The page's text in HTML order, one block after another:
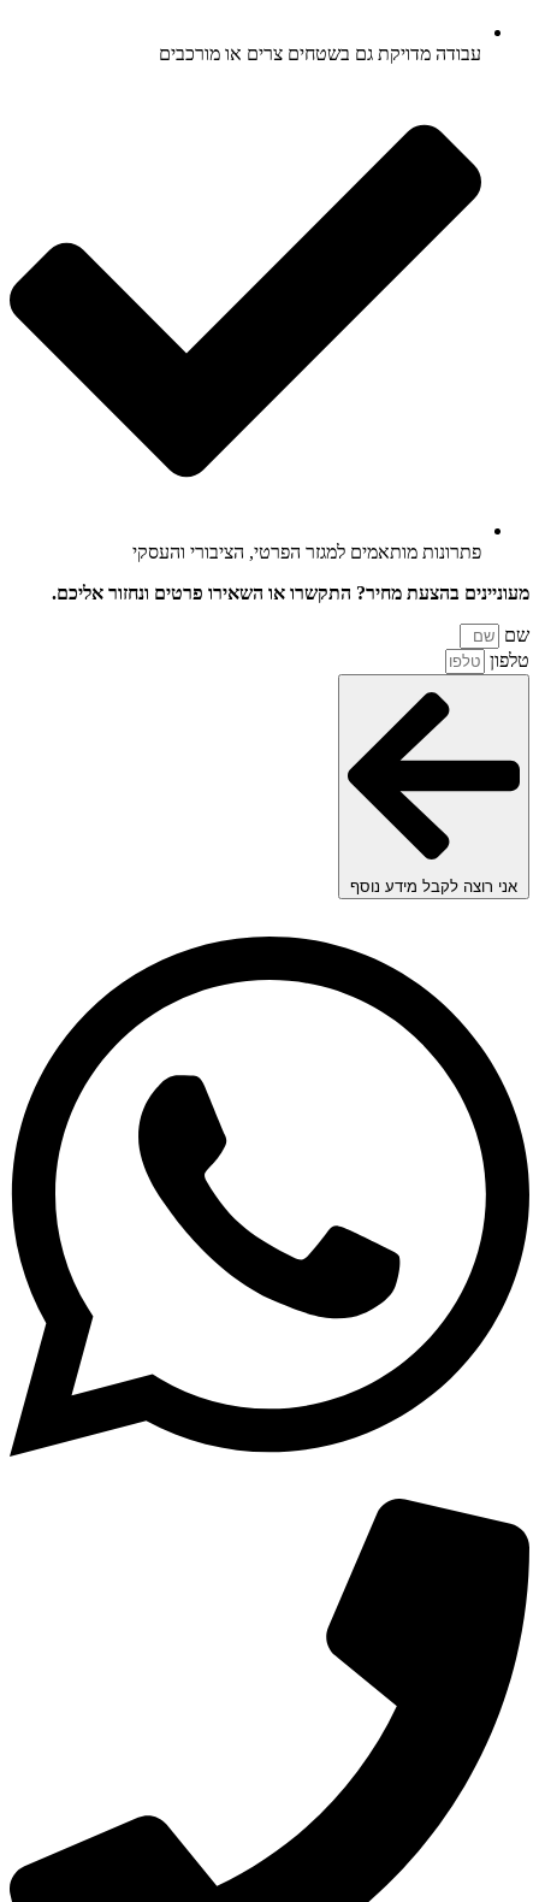
עבודה מדויקת גם בשטחים צרים או מורכבים
פתרונות מותאמים למגזר הפרטי, הציבורי והעסקי
מעוניינים בהצעת מחיר? התקשרו או השאירו פרטים ונחזור אליכם.
שם
טלפון
אני רוצה לקבל מידע נוסף